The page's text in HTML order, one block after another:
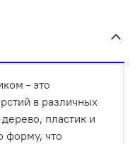
- это
в различных
пластик и
форму, что